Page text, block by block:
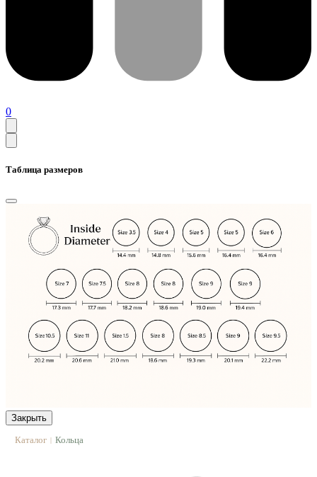
0
Таблица размеров
Закрыть
Каталог | Кольца